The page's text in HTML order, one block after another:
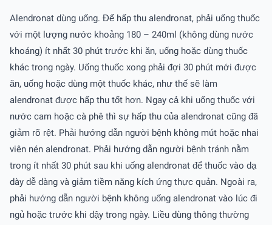
Alendronat dùng uống. Để hấp thu alendronat, phải uống thuốc
với một lượng nước khoảng 180 – 240ml (không dùng nước
khoáng) ít nhất 30 phút trước khi ăn, uống hoặc dùng thuốc
khác trong ngày. Uống thuốc xong phải đợi 30 phút mới được
ăn, uống hoặc dùng một thuốc khác, như thế sẽ làm
alendronat được hấp thu tốt hơn. Ngay cả khi uống thuốc với
nước cam hoặc cà phê thì sự hấp thu của alendronat cũng đã
giảm rõ rệt. Phải hướng dẫn người bệnh không mút hoặc nhai
viên nén alendronat. Phải hướng dẫn người bệnh tránh nằm
trong ít nhất 30 phút sau khi uống alendronat để thuốc vào dạ
dày dễ dàng và giảm tiềm năng kích ứng thực quản. Ngoài ra,
phải hướng dẫn người bệnh không uống alendronat vào lúc đi
ngủ hoặc trước khi dậy trong ngày. Liều dùng thông thường